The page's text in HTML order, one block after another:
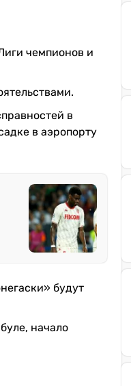
чемпионов и
в
в аэропорту
будут
начало